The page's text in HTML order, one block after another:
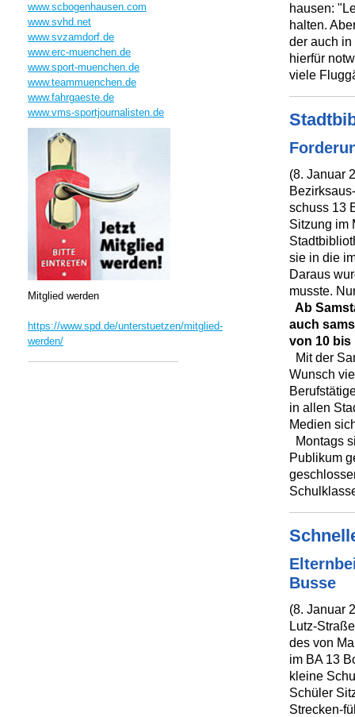
hausen:
halten.
der auch
hierfür
viele
(8. Januar
Bezirksaus-
schuss 13
Sitzung im
sie in die
Daraus
musste.
Ab
auch
von 10 bis
Mit der
Wunsch
in allen
Medien
Montags
Publikum
Busse
(8. Januar
Lutz-
des von
im BA 13
kleine
Schüler
Strecken-
www.scbogenhausen.com
www.svhd.net
www.svzamdorf.de
www.erc-muenchen.de
www.sport-muenchen.de
www.teammuenchen.de
www.fahrgaeste.de
www.vms-sportjournalisten.de
Mitglied werden
https://www.spd.de/unterstuetzen/mitglied-
werden/